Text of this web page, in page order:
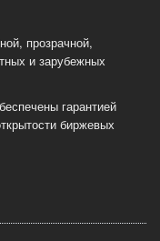
прозрачной,
и зарубежных
гарантией
биржевых